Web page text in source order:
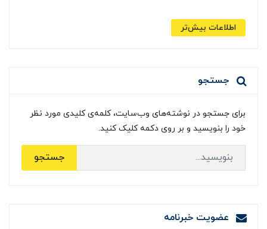
اطلاعات بیش‌تر
جستجو
برای جستجو در نوشته‌های وب‌سایت، کلمه‌ی کلیدی مورد نظر
خود را بنویسید و بر روی دکمه کلیک کنید.
جستجو
عضویت خبرنامه